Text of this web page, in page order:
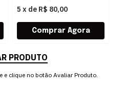
5 x de R$ 80,00
PRODUTO
e clique no botão Avaliar Produto.